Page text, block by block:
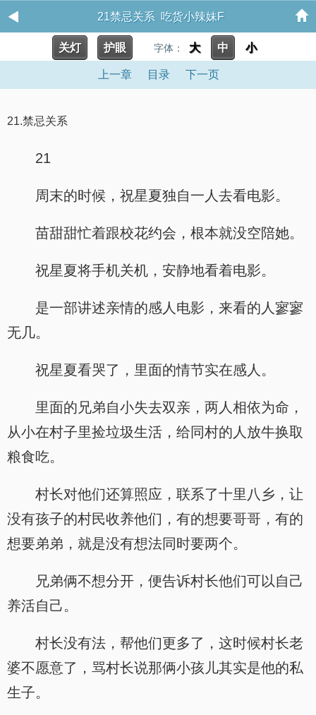
21禁忌关系 吃货小辣妹F
关灯 护眼 字体： 大 中 小
上一章 目录 下一页
21.禁忌关系
21
周末的时候，祝星夏独自一人去看电影。
苗甜甜忙着跟校花约会，根本就没空陪她。
祝星夏将手机关机，安静地看着电影。
是一部讲述亲情的感人电影，来看的人寥寥
无几。
祝星夏看哭了，里面的情节实在感人。
里面的兄弟自小失去双亲，两人相依为命，
从小在村子里捡垃圾生活，给同村的人放牛换取
粮食吃。
村长对他们还算照应，联系了十里八乡，让
没有孩子的村民收养他们，有的想要哥哥，有的
想要弟弟，就是没有想法同时要两个。
兄弟俩不想分开，便告诉村长他们可以自己
养活自己。
村长没有法，帮他们更多了，这时候村长老
婆不愿意了，骂村长说那俩小孩儿其实是他的私
生子。